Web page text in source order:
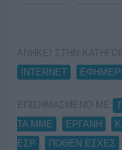
ΑΝΗΚΕΙ ΣΤΗΝ
INTERNET
ΕΠΙΣΗΜΑΣΜΕΝΟ ΜΕ:
ΤΑ ΜΜΕ
ΕΡΓΑΝΗ
ΕΣΡ
ΠΟΘΕΝ ΕΣΧΕΣ